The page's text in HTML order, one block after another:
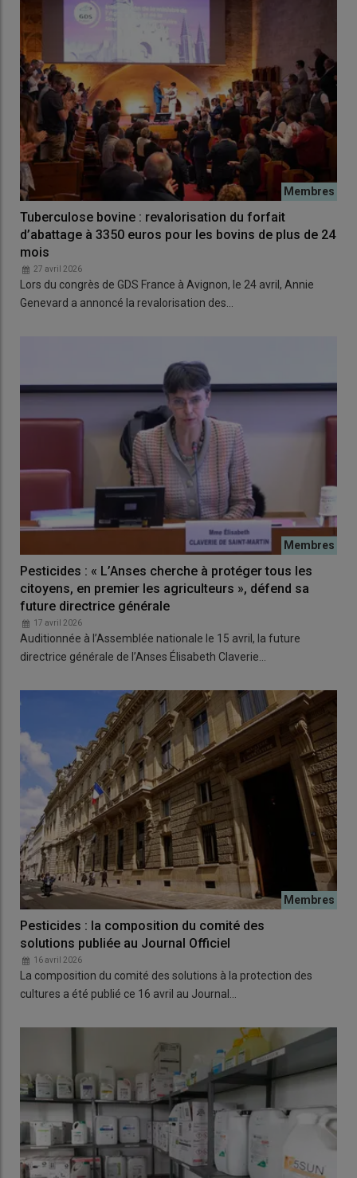
Tuberculose bovine : revalorisation du forfait
d’abattage à 3350 euros pour les bovins de plus de 24
mois
27 avril 2026
Lors du congrès de GDS France à Avignon, le 24 avril, Annie
Genevard a annoncé la revalorisation des…
Pesticides : « L’Anses cherche à protéger tous les
citoyens, en premier les agriculteurs », défend sa
future directrice générale
17 avril 2026
Auditionnée à l’Assemblée nationale le 15 avril, la future
directrice générale de l’Anses Élisabeth Claverie…
Pesticides : la composition du comité des
solutions publiée au Journal Officiel
16 avril 2026
La composition du comité des solutions à la protection des
cultures a été publié ce 16 avril au Journal…